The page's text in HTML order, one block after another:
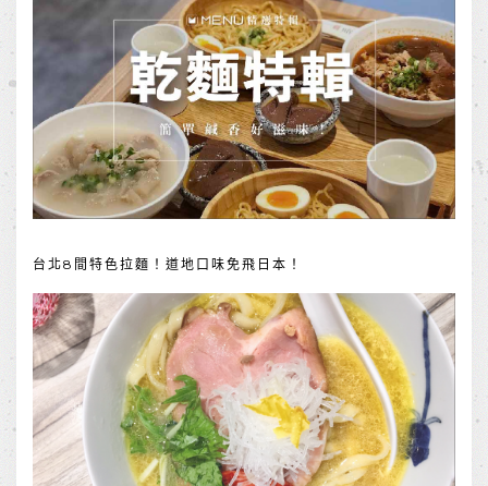
台北8間特色拉麵！道地口味免飛日本！